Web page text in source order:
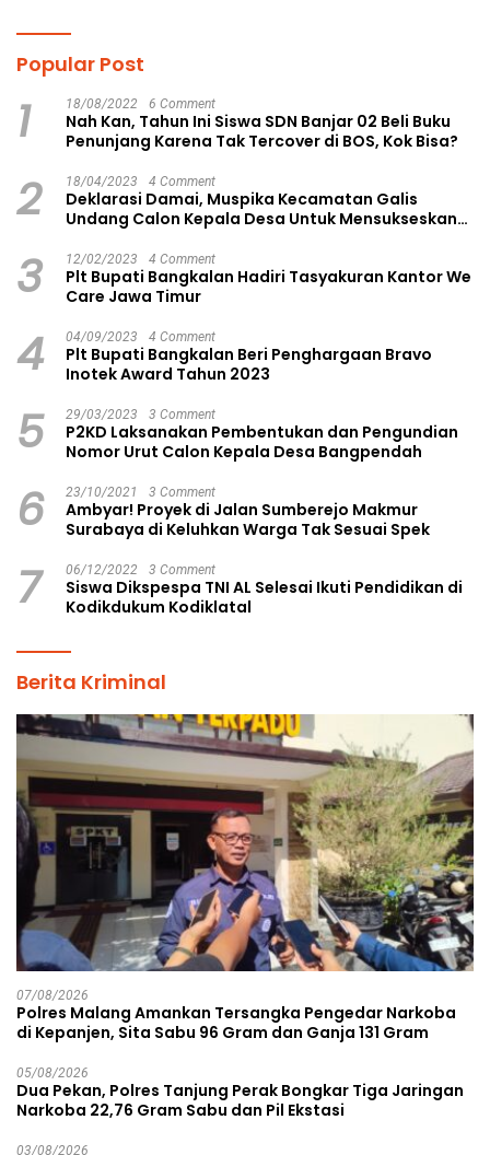
Popular Post
1 18/08/2022 6 Comment
Nah Kan, Tahun Ini Siswa SDN Banjar 02 Beli Buku
Penunjang Karena Tak Tercover di BOS, Kok Bisa?
2 18/04/2023 4 Comment
Deklarasi Damai, Muspika Kecamatan Galis
Undang Calon Kepala Desa Untuk Mensukseskan
3 12/02/2023 4 Comment
Plt Bupati Bangkalan Hadiri Tasyakuran Kantor We
Care Jawa Timur
4 04/09/2023 4 Comment
Plt Bupati Bangkalan Beri Penghargaan Bravo
Inotek Award Tahun 2023
5 29/03/2023 3 Comment
P2KD Laksanakan Pembentukan dan Pengundian
Nomor Urut Calon Kepala Desa Bangpendah
6 23/10/2021 3 Comment
Ambyar! Proyek di Jalan Sumberejo Makmur
Surabaya di Keluhkan Warga Tak Sesuai Spek
7 06/12/2022 3 Comment
Siswa Dikspespa TNI AL Selesai Ikuti Pendidikan di
Kodikdukum Kodiklatal
Berita Kriminal
07/08/2026
Polres Malang Amankan Tersangka Pengedar Narkoba
di Kepanjen, Sita Sabu 96 Gram dan Ganja 131 Gram
05/08/2026
Dua Pekan, Polres Tanjung Perak Bongkar Tiga Jaringan
Narkoba 22,76 Gram Sabu dan Pil Ekstasi
03/08/2026